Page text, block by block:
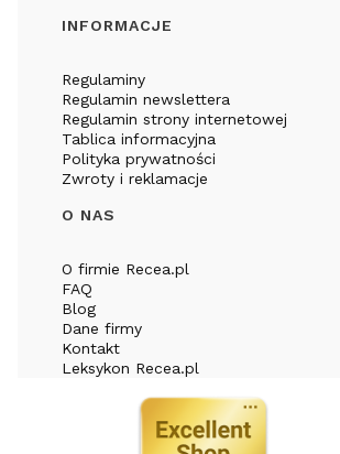
INFORMACJE
Regulaminy
Regulamin newslettera
Regulamin strony internetowej
Tablica informacyjna
Polityka prywatności
Zwroty i reklamacje
O NAS
O firmie Recea.pl
FAQ
Blog
Dane firmy
Kontakt
Leksykon Recea.pl